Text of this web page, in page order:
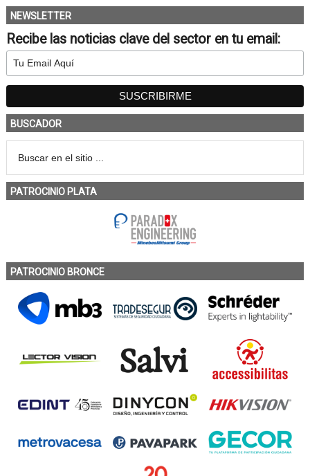
NEWSLETTER
Recibe las noticias clave del sector en tu email:
BUSCADOR
PATROCINIO PLATA
PATROCINIO BRONCE